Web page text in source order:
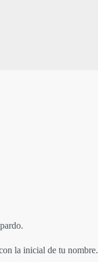
la inicial de tu nombre.